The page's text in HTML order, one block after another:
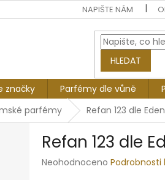
NAPIŠTE NÁM
HLEDAT
značky Parfémy dle vůně
parfémy Refan 123 dle
Refan 123 dle
Průměrné
Neohodnoceno